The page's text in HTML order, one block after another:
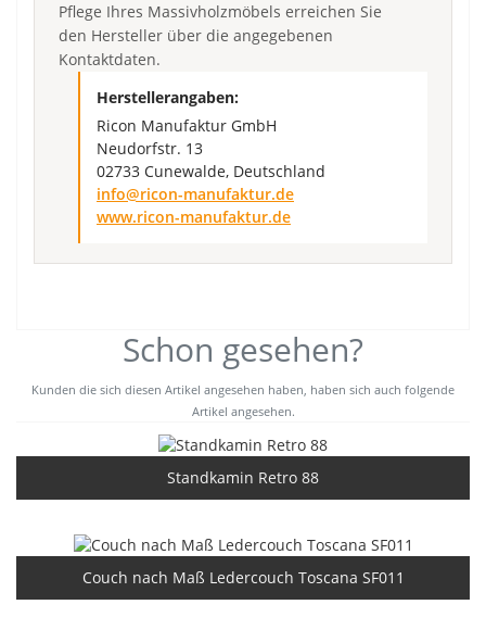
Pflege Ihres Massivholzmöbels erreichen Sie
den Hersteller über die angegebenen
Kontaktdaten.
Herstellerangaben:
Ricon Manufaktur GmbH
Neudorfstr. 13
02733 Cunewalde, Deutschland
info@ricon-manufaktur.de
www.ricon-manufaktur.de
Schon gesehen?
Kunden die sich diesen Artikel angesehen haben, haben sich auch folgende
Artikel angesehen.
Standkamin Retro 88
Couch nach Maß Ledercouch Toscana SF011